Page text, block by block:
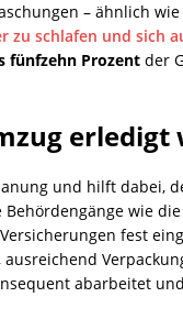
– ähnlich
zu schlafen und sich
fünfzehn Prozent der
erledigt
und hilft dabei,
wie die
fest
abarbeitet